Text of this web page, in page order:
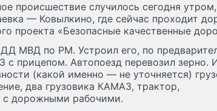
происшествие случилось сегодня
— Ковылкино, где сейчас проходит
проекта «Безопасные качественные
МВД по РМ. Устроил его, по
прицепом. Автопоезд перевозил зерно.
(какой именно — не уточняется)
два грузовика КАМАЗ, трактор,
с дорожными рабочими.